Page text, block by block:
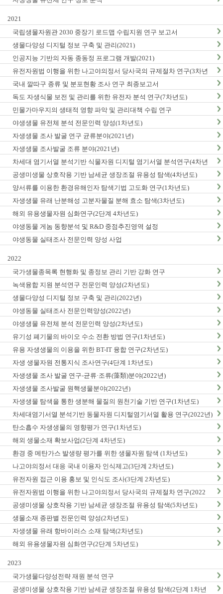
2021
국립생물자원관 2030 중장기 로드맵 수립지원 연구 보고서
생물다양성 디지털 정보 구축 및 관리(2021)
인공지능 기반의 자동 종동정 프로그램 개발(2021)
유전자원법 이행을 위한 나고야의정서 당사국의 규제절차 연구(3차년
도)
국내 깔따구 종류 및 분포현황 조사 연구 최종보고서
독도 자생식물 보전 및 관리를 위한 유전자 분석 연구(7차년도)
민물가마우지의 생태적 영향 파악 및 관리대책 수립 연구
야생생물 유전체 분석 전문인력 양성(1차년도)
자생생물 조사 발굴 연구 균류분야(2021년)
자생생물 조사발굴 조류 분야(2021년)
차세대 염기서열 분석기반 식물자원 디지털 염기서열 분석연구(4차년
도)
공생미생물 상호작용 기반 남세균 생장조절 유용성 탐색(4차년도)
양서류를 이용한 환경유해인자 탐색기법 고도화 연구(1차년도)
자생생물 유래 난분해성 고분자물질 분해 효소 탐색(3차년도)
해외 유용생물자원 심화연구(2단계 4차년도)
야생동물 게놈 동향분석 및 R&D 중점추진영역 설정
야생동물 실태조사 전문인력 양성 사업
2022
국가생물종목록 현행화 및 종정보 관리 기반 강화 연구
녹색융합 지원 분석연구 전문인력 양성(2차년도)
생물다양성 디지털 정보 구축 및 관리(2022년)
야생동물 실태조사 전문인력양성(2022년)
야생생물 유전체 분석 전문인력 양성(2차년도)
유기성 폐기물의 바이오 수소 전환 방법 연구(1차년도)
유용 자생생물의 이용을 위한 BT-IT 융합 연구(2차년도)
자생 생물자원 전통지식 조사연구(4단계 1차년도)
자생생물 조사 발굴 연구-균류·조류(藻類)분야(2022년)
자생생물 조사발굴 원핵생물분야(2022년)
자생생물 탐색을 통한 생분해 물질의 원천기술 기반 연구(1차년도)
차세대염기서열 분석기반 동물자원 디지털염기서열 활용 연구(2022년)
탄소흡수 자생생물의 영향평가 연구(1차년도)
해외 생물소재 확보사업(2단계 4차년도)
환경 중 메탄가스 발생량 평가를 위한 생물자원 탐색 (1차년도)
나고야의정서 대응 국내 이용자 인식제고(3단계 2차년도)
유전자원 접근 이용 홍보 및 인식도 조사(3단계 2차년도)
유전자원법 이행을 위한 나고야의정서 당사국의 규제절차 연구(2022
년)
공생미생물 상호작용 기반 남세균 생장조절 유용성 탐색(5차년도)
생물소재 종판별 전문인력 양성(2차년도)
자생생물 유래 항바이러스 소재 탐색(2차년도)
해외 유용생물자원 심화연구(2단계 5차년도)
2023
국가생물다양성전략 재원 분석 연구
공생미생물 상호작용 기반 남세균 생장조절 유용성 탐색(2단계 1차년